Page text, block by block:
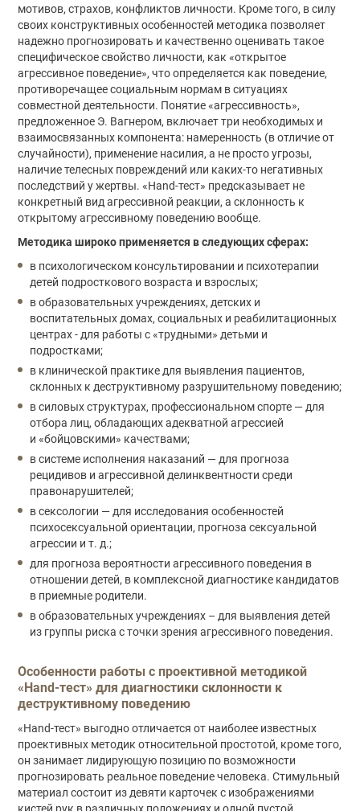
мотивов, страхов, конфликтов личности. Кроме того, в силу
своих конструктивных особенностей методика позволяет
надежно прогнозировать и качественно оценивать такое
специфическое свойство личности, как «открытое
агрессивное поведение», что определяется как поведение,
противоречащее социальным нормам в ситуациях
совместной деятельности. Понятие «агрессивность»,
предложенное Э. Вагнером, включает три необходимых и
взаимосвязанных компонента: намеренность (в отличие от
случайности), применение насилия, а не просто угрозы,
наличие телесных повреждений или каких-то негативных
последствий у жертвы. «Hand-тест» предсказывает не
конкретный вид агрессивной реакции, а склонность к
открытому агрессивному поведению вообще.
Методика широко применяется в следующих сферах:
в психологическом консультировании и психотерапии
детей подросткового возраста и взрослых;
в образовательных учреждениях, детских и
воспитательных домах, социальных и реабилитационных
центрах - для работы с «трудными» детьми и
подростками;
в клинической практике для выявления пациентов,
склонных к деструктивному разрушительному поведению;
в силовых структурах, профессиональном спорте — для
отбора лиц, обладающих адекватной агрессией
и «бойцовскими» качествами;
в системе исполнения наказаний — для прогноза
рецидивов и агрессивной делинквентности среди
правонарушителей;
в сексологии — для исследования особенностей
психосексуальной ориентации, прогноза сексуальной
агрессии и т. д.;
для прогноза вероятности агрессивного поведения в
отношении детей, в комплексной диагностике кандидатов
в приемные родители.
в образовательных учреждениях – для выявления детей
из группы риска с точки зрения агрессивного поведения.
Особенности работы с проективной методикой
«Hand-тест» для диагностики склонности к
деструктивному поведению
«Hand-тест» выгодно отличается от наиболее известных
проективных методик относительной простотой, кроме того,
он занимает лидирующую позицию по возможности
прогнозировать реальное поведение человека. Стимульный
материал состоит из девяти карточек с изображениями
кистей рук в различных положениях и одной пустой